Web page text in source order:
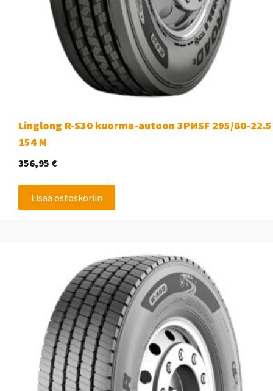
Linglong R-S30 kuorma-autoon 3PMSF 295/80-22.5
154 M
356,95 €
Lisää ostoskoriin